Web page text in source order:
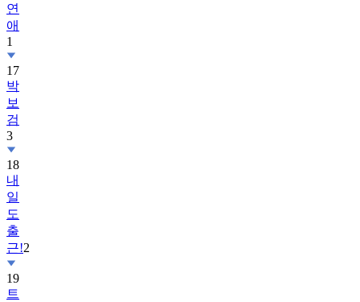
연
애
1
17
박
보
검
3
18
내
일
도
출
근!2
19
트